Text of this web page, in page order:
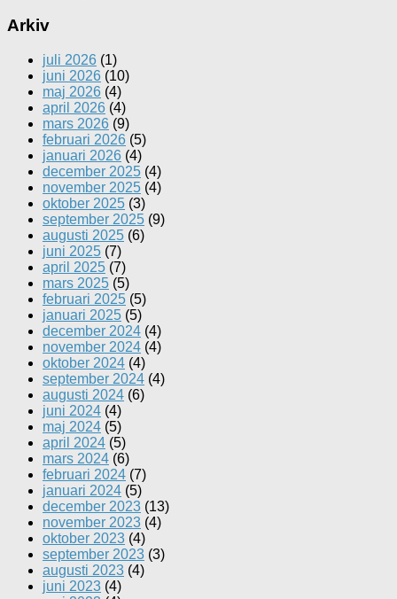
Arkiv
juli 2026 (1)
juni 2026 (10)
maj 2026 (4)
april 2026 (4)
mars 2026 (9)
februari 2026 (5)
januari 2026 (4)
december 2025 (4)
november 2025 (4)
oktober 2025 (3)
september 2025 (9)
augusti 2025 (6)
juni 2025 (7)
april 2025 (7)
mars 2025 (5)
februari 2025 (5)
januari 2025 (5)
december 2024 (4)
november 2024 (4)
oktober 2024 (4)
september 2024 (4)
augusti 2024 (6)
juni 2024 (4)
maj 2024 (5)
april 2024 (5)
mars 2024 (6)
februari 2024 (7)
januari 2024 (5)
december 2023 (13)
november 2023 (4)
oktober 2023 (4)
september 2023 (3)
augusti 2023 (4)
juni 2023 (4)